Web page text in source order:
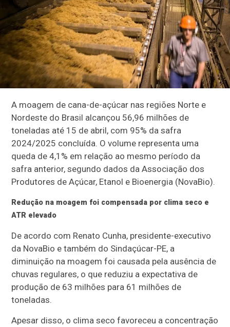
A moagem de cana-de-açúcar nas regiões Norte e
Nordeste do Brasil alcançou 56,96 milhões de
toneladas até 15 de abril, com 95% da safra
2024/2025 concluída. O volume representa uma
queda de 4,1% em relação ao mesmo período da
safra anterior, segundo dados da Associação dos
Produtores de Açúcar, Etanol e Bioenergia (NovaBio).
Redução na moagem foi compensada por clima seco e
ATR elevado
De acordo com Renato Cunha, presidente-executivo
da NovaBio e também do Sindaçúcar-PE, a
diminuição na moagem foi causada pela ausência de
chuvas regulares, o que reduziu a expectativa de
produção de 63 milhões para 61 milhões de
toneladas.
Apesar disso, o clima seco favoreceu a concentração